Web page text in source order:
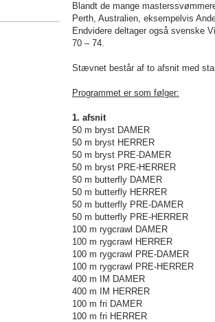
Blandt de mange
Perth, Australien, eksempelvis
Endvidere deltager også svenske
70 – 74.
Stævnet består af to afsnit med
Programmet er som følger:
1. afsnit
50 m bryst DAMER
50 m bryst HERRER
50 m bryst PRE-DAMER
50 m bryst PRE-HERRER
50 m butterfly DAMER
50 m butterfly HERRER
50 m butterfly PRE-DAMER
50 m butterfly PRE-HERRER
100 m rygcrawl DAMER
100 m rygcrawl HERRER
100 m rygcrawl PRE-DAMER
100 m rygcrawl PRE-HERRER
400 m IM DAMER
400 m IM HERRER
100 m fri DAMER
100 m fri HERRER